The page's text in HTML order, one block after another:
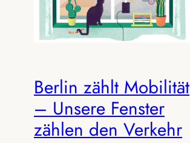
Berlin zählt Mobilität
– Unsere Fenster
zählen den Verkehr